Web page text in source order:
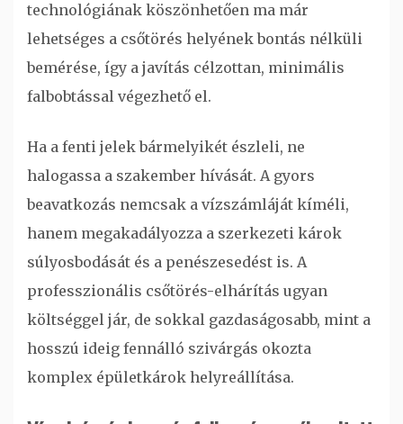
technológiának köszönhetően ma már
lehetséges a csőtörés helyének bontás nélküli
bemérése, így a javítás célzottan, minimális
falbobtással végezhető el.
Ha a fenti jelek bármelyikét észleli, ne
halogassa a szakember hívását. A gyors
beavatkozás nemcsak a vízszámláját kíméli,
hanem megakadályozza a szerkezeti károk
súlyosbodását és a penészesedést is. A
professzionális csőtörés-elhárítás ugyan
költséggel jár, de sokkal gazdaságosabb, mint a
hosszú ideig fennálló szivárgás okozta
komplex épületkárok helyreállítása.